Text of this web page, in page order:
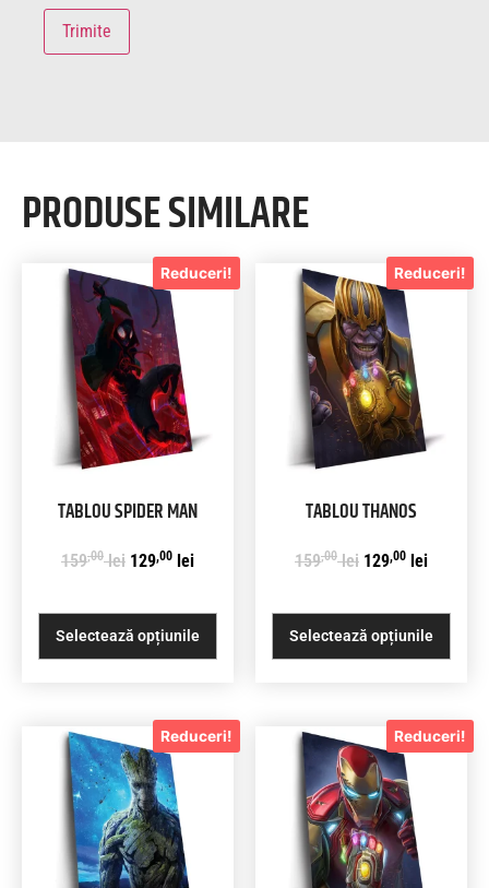
PRODUSE SIMILARE
Reduceri!
TABLOU SPIDER MAN
159,00 lei 129,00 lei
Selectează opțiunile
Reduceri!
TABLOU THANOS
159,00 lei 129,00 lei
Selectează opțiunile
Reduceri! Reduceri!